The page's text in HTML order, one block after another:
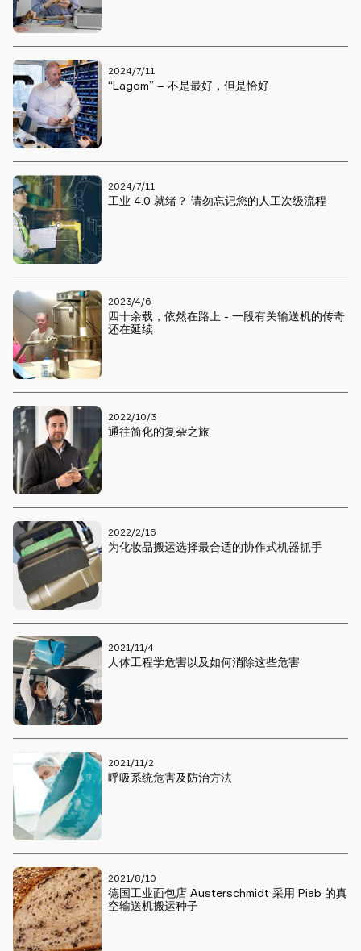
2024/7/11
“Lagom” – 不是最好，但是恰好
2024/7/11
工业 4.0 就绪？ 请勿忘记您的人工次级流程
2023/4/6
四十余载，依然在路上 - 一段有关输送机的传奇
还在延续
2022/10/3
通往简化的复杂之旅
2022/2/16
为化妆品搬运选择最合适的协作式机器抓手
2021/11/4
人体工程学危害以及如何消除这些危害
2021/11/2
呼吸系统危害及防治方法
2021/8/10
德国工业面包店 Austerschmidt 采用 Piab 的真
空输送机搬运种子